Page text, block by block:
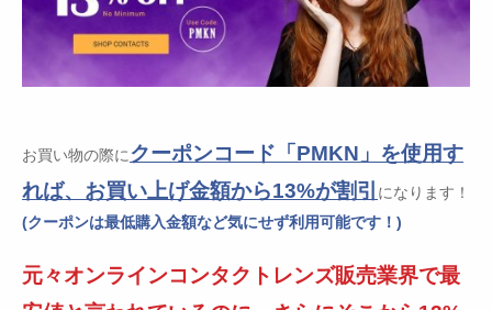
お買い物の際にクーポンコード「PMKN」を使用す
れば、お買い上げ金額から13%が割引 になります！
(クーポンは最低購入金額など気にせず利用可能です！)
元々オンラインコンタクトレンズ販売業界で最